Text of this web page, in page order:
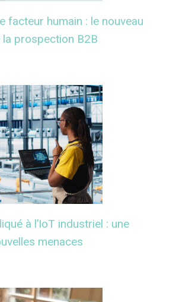
facteur humain : le nouveau
prospection B2B
à l’IoT industriel : une
menaces